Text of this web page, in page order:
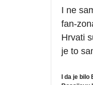
I ne
fan-
Hrvati
je to
I da je bilo